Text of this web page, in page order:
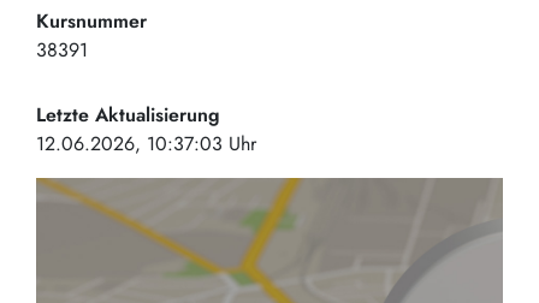
Kursnummer
38391
Letzte Aktualisierung
12.06.2026, 10:37:03 Uhr